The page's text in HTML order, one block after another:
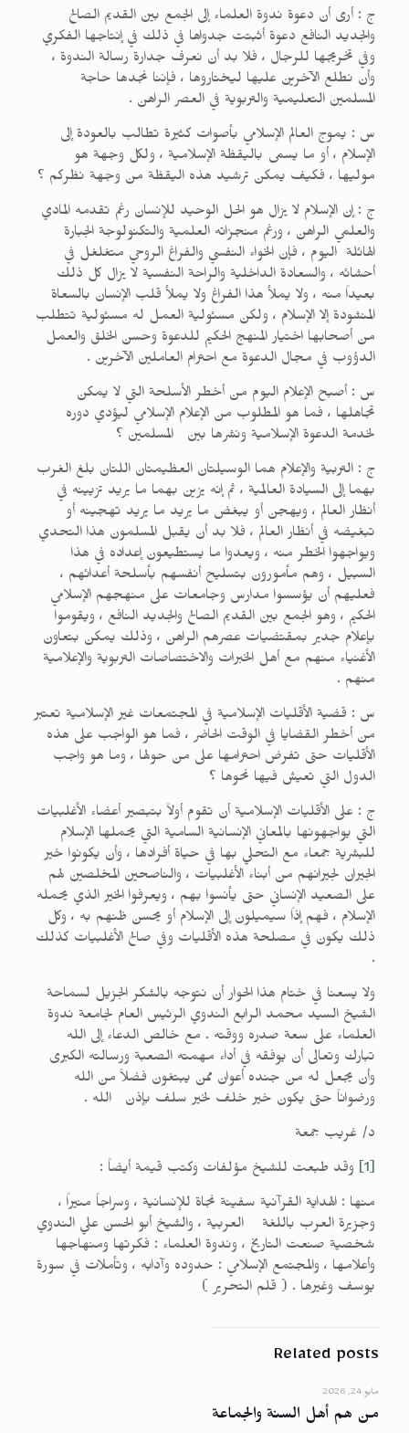
ج : أرى أن دعوة ندوة العلماء إلى الجمع بين القديم الصالح
والجديد النافع دعوة أثبتت جدواها في ذلك في إنتاجها الفكري
وفي تخريجها للرجال ، فلا بد أن نعرف جدارة رسالة الندوة ،
وأن نطلع الآخرين عليها ليختاروها ، فإننا نجدها حاجة
المسلمين التعليمية والتربوية في العصر الراهن .
س : يموج العالم الإسلامي بأصوات كثيرة تطالب بالعودة إلى
الإسلام ، أو ما يسمى باليقظة الإسلامية ، ولكل وجهة هو
موليها ، فكيف يمكن ترشيد هذه اليقظة من وجهة نظركم ؟
ج : إن الإسلام لا يزال هو الحل الوحيد للإنسان رغم تقدمه المادي
والعلمي الراهن ، ورغم منجزاته العلمية والتكنولوجة الجبارة
الهائلة اليوم ، فإن الخواء النفسي والفراغ الروحي متغلغل في
أحشائه ، والسعادة الداخلية والراحة النفسية لا يزال كل ذلك
بعيداً منه ، ولا يملأ هذا الفراغ ولا يملأ قلب الإنسان بالسعاة
المنشودة إلا الإسلام ، ولكن مسئولية العمل له مسئولية تتطلب
من أصحابها اختيار المنهج الحكيم للدعوة وحسن الخلق والعمل
الدؤوب في مجال الدعوة مع احترام العاملين الآخرين .
س : أصبح الإعلام اليوم من أخطر الأسلحة التي لا يمكن
تجاهلها ، فما هو المطلوب من الإعلام الإسلامي ليؤدي دوره
لخدمة الدعوة الإسلامية ونشرها بين المسلمين ؟
ج : التربية والإعلام هما الوسيلتان العظيمتان اللتان بلغ الغرب
بهما إلى السيادة العالمية ، ثم إنه يزين بهما ما يريد تزيينه في
أنظار العالم ، ويهجن أو يبغض ما يريد ما يريد تهجينه أو
تبغيضه في أنظار العالم ، فلا بد أن يقبل المسلمون هذا التحدي
ويواجهوا الخطر منه ، ويعدوا ما يستطيعون إعداده في هذا
السبيل ، وهم مأمورون بتسليح أنفسهم بأسلحة أعدائهم ،
فعليهم أن يؤسسوا مدارس وجامعات على منهجهم الإسلامي
الحكيم ، وهو الجمع بين القديم الصالح والجديد النافع ، ويقوموا
بإعلام جدير بمقتضيات عصرهم الراهن ، وذلك يمكن بتعاون
الأغنياء منهم مع أهل الخبرات والاختصاصات التربوية والإعلامية
منهم .
س : قضية الأقليات الإسلامية في المجتمعات غير الإسلامية تعتبر
من أخطر القضايا في الوقت الحاضر ، فما هو الواجب على هذه
الأقليات حتى تفرض احترامها على من حولها ، وما هو واجب
الدول التي تعيش فيها نحوها ؟
ج : على الأقليات الإسلامية أن تقوم أولاً بتبصير أعضاء الأغلبيات
التي يواجهونها بالمعاني الإنسانية السامية التي يحملها الإسلام
للبشرية جمعاء مع التحلي بها في حياة أفرادها ، وأن يكونوا خير
الجيران لجيرانهم من أبناء الأغلبيات ، والناصحين المخلصين لهم
على الصعيد الإنساني حتى يأنسوا بهم ، ويعرفوا الخير الذي يحمله
الإسلام ، فهم إذاً سيميلون إلى الإسلام أو يحسن ظنهم به ، وكل
ذلك يكون في مصلحة هذه الأقليات وفي صالح الأغلبيات كذلك
.
ولا يسعنا في ختام هذا الحوار أن نتوجه بالشكر الجزيل لسماحة
الشيخ السيد محمد الرابع الندوي الرئيس العام لجامعة ندوة
العلماء على سعة صدره ووقته . مع خالص الدعاء إلى الله
تبارك وتعالى أن يوفقه في أداء مهمته الصعبة ورسالته الكبرى
وأن يجعل له من جنده أعوان ممن يبتغون فضلاً من الله
ورضواناً حتى يكون خير خلف لخير سلف بإذن الله .
د/ غريب جمعة
[1]
وقد طبعت للشيخ مؤلفات وكتب قيمة أيضاً :
منها : الهداية القرآنية سفينة نجاة للإنسانية ، وسراجاً منيراً ،
وجزيرة العرب باللغة العربية ، والشيخ أبو الحسن علي الندوي
شخصية صنعت التاريخ ، وندوة العلماء : فكرتها ومنهاجها
وأعلامها ، والمجتمع الإسلامي : حدوده وآدابه ، وتأملات في سورة
يوسف وغيرها . ( قلم التحرير )
Related posts
مايو 24, 2026
من هم أهل السنة والجماعة